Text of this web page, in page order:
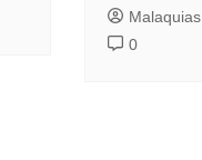
Malaquias
0